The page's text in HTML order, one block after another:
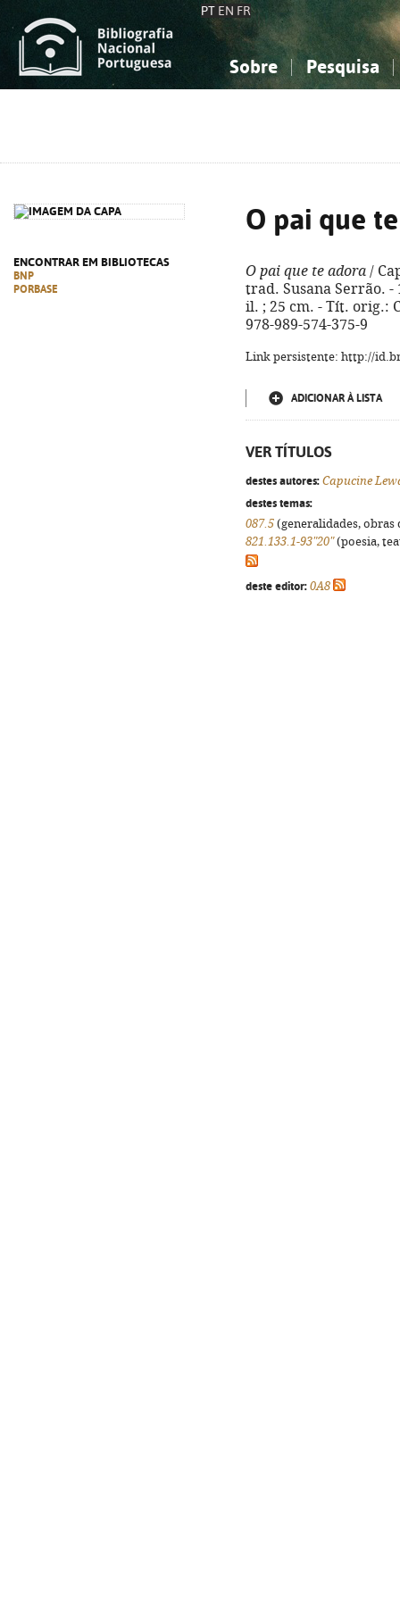
PT EN FR
Sobre Pesquisa
ENCONTRAR EM BIBLIOTECAS
BNP
PORBASE
O pai que
O pai que te adora /
trad. Susana Serrão. -
il. ; 25 cm. - Tít. orig.:
978-989-574-375-9
Link persistente: http://
ADICIONAR À LISTA
VER TÍTULOS
destes autores: Capucine
destes temas:
087.5 (generalidades,
821.133.1-93"20"(poesia,
deste editor: 0A8